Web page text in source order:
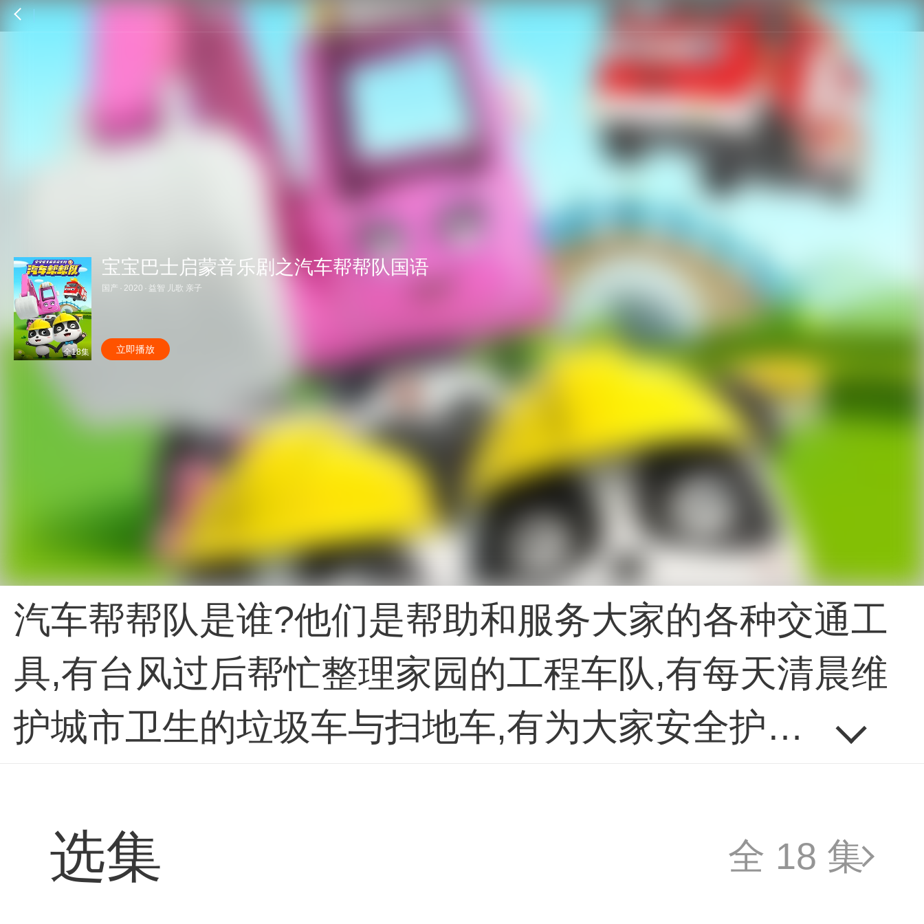
全18集
宝宝巴士启蒙音乐剧之汽车帮帮队国语
国产 · 2020 · 益智 儿歌 亲子
立即播放
汽车帮帮队是谁?他们是帮助和服务大家的各种交通工
具,有台风过后帮忙整理家园的工程车队,有每天清晨维
护城市卫生的垃圾车与扫地车,有为大家安全护航的救
们的生活变得更美好!
全 18 集
选集